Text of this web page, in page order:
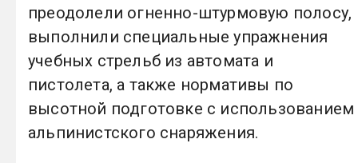
преодолели огненно-штурмовую полосу,
выполнили специальные упражнения
учебных стрельб из автомата и
пистолета, а также нормативы по
высотной подготовке с использованием
альпинистского снаряжения.